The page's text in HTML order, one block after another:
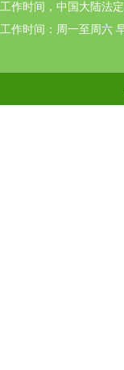
工作时间，中国大陆法定
工作时间：周一至周六